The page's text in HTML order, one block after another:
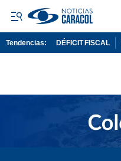
Tendencias: DÉFICIT FISCAL